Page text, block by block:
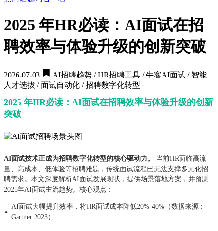
2025 年HR必读：AI面试在招
聘效率与体验升级的创新突破
2026-07-03
AI招聘趋势 / HR招聘工具 / 牛客AI面试 / 智能
人才选拔 / 面试自动化 / 招聘数字化转型
2025 年HR必读：AI面试在招聘效率与体验升级的创新
突破
AI面试技术正成为招聘数字化转型的核心驱动力。
当前HR面临高流
量、高成本、低体验等招聘难题，传统面试流程已无法支撑多元化招
聘需求。本文深度解析AI面试发展现状，提供场景落地方案，并预测
2025年AI面试主流趋势。核心观点：
· AI面试大幅提升效率，将HR面试成本降低20%-40%（数据来源：
Gartner 2023）